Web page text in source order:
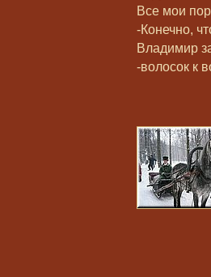
Все мои
-Конечно,
Владимир
-волосок к